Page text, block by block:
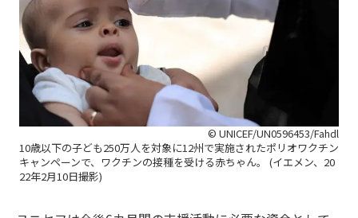
© UNICEF/UN0596453/Fahdl
10歳以下の子ども250万人を対象に12州で実施されたポリオワクチン
キャンペーンで、ワクチンの接種を受ける赤ちゃん。 (イエメン、20
22年2月10日撮影)